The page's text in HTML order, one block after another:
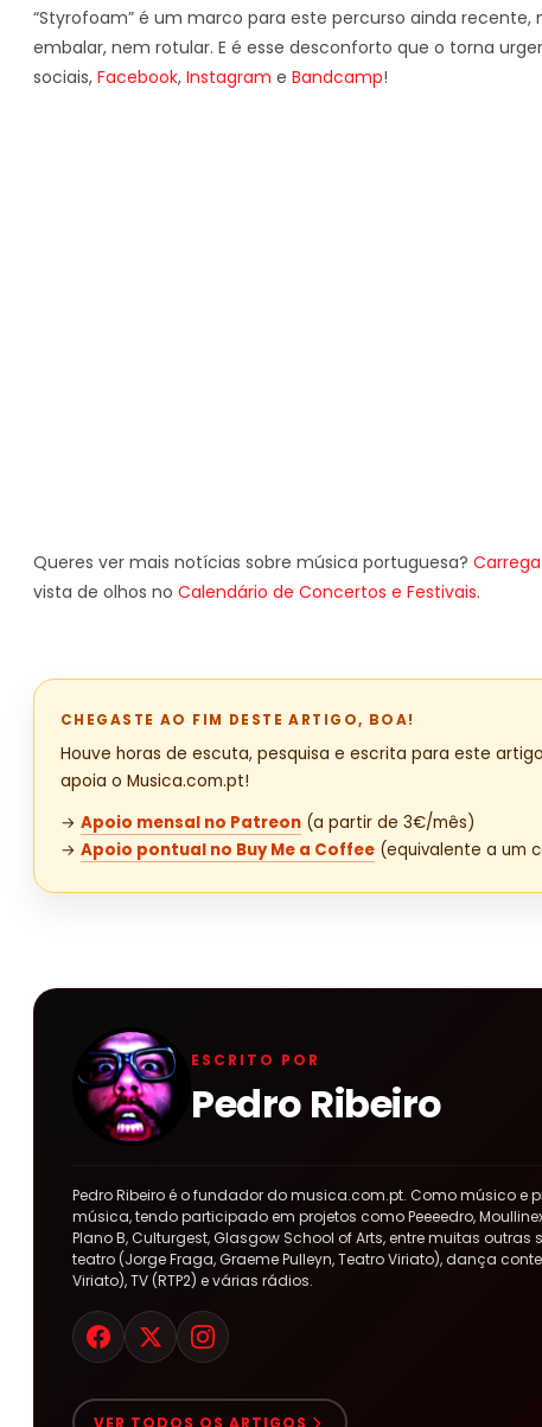
“Styrofoam” é um marco para este percurso ainda
embalar, nem rotular. E é esse desconforto que o torna
sociais, Facebook, Instagram e Bandcamp!
Queres ver mais notícias sobre música portuguesa?
vista de olhos no Calendário de Concertos e Festivais.
CHEGASTE AO FIM DESTE ARTIGO, BOA!
Houve horas de escuta, pesquisa e escrita para este
apoia o Musica.com.pt!
→ Apoio mensal no Patreon (a partir de 3€/mês)
→ Apoio pontual no Buy Me a Coffee (equivalente a um
ESCRITO POR
Pedro Ribeiro
Pedro Ribeiro é o fundador do musica.com.pt. Como músico
música, tendo participado em projetos como Peeeedro,
Plano B, Culturgest, Glasgow School of Arts, entre muitas
teatro (Jorge Fraga, Graeme Pulleyn, Teatro Viriato), dança
Viriato), TV (RTP2) e várias rádios.